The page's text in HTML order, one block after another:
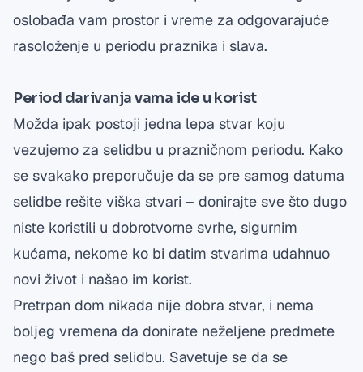
oslobađa vam prostor i vreme za odgovarajuće
rasoloženje u periodu praznika i slava.
Period darivanja vama ide u korist
Možda ipak postoji jedna lepa stvar koju
vezujemo za selidbu u prazničnom periodu. Kako
se svakako preporučuje da se pre samog datuma
selidbe rešite viška stvari – donirajte sve što dugo
niste koristili u dobrotvorne svrhe, sigurnim
kućama, nekome ko bi datim stvarima udahnuo
novi život i našao im korist.
Pretrpan dom nikada nije dobra stvar, i nema
boljeg vremena da donirate neželjene predmete
nego baš pred selidbu. Savetuje se da se